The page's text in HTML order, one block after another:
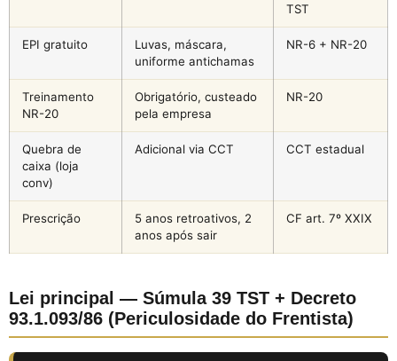
TST
EPI gratuito
Luvas, máscara,
uniforme antichamas
NR-6 + NR-20
Treinamento
NR-20
Obrigatório, custeado
pela empresa
NR-20
Quebra de
caixa (loja
conv)
Adicional via CCT CCT estadual
Prescrição
5 anos retroativos, 2
anos após sair
CF art. 7º XXIX
Lei principal — Súmula 39 TST + Decreto
93.1.093/86 (Periculosidade do Frentista)